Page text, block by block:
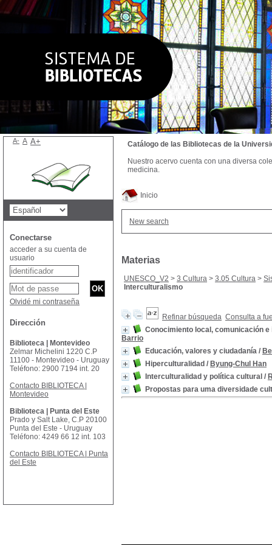
Inicio
New search
Materias
UNESCO_V2 > 3 Cultura > 3.05 Cultura >
Interculturalismo
Refinar búsqueda Consulta a
Conocimiento local, comunicación
Barrio
Educación, valores y ciudadanía /
Hiperculturalidad / Byung-Chul Han
Interculturalidad y política cultural /
Propostas para uma diversidade
Catálogo de las Bibliotecas de la
Nuestro acervo cuenta con una diversa
medicina.
A- A A+
Conectarse
acceder a su cuenta de
usuario
Olvidé mi contraseña
Dirección
Biblioteca | Montevideo
Zelmar Michelini 1220 C.P
11100 - Montevideo - Uruguay
Teléfono: 2900 7194 int. 20
Contacto BIBLIOTECA |
Montevideo
Biblioteca | Punta del Este
Prado y Salt Lake, C.P 20100
Punta del Este - Uruguay
Teléfono: 4249 66 12 int. 103
Contacto BIBLIOTECA | Punta
del Este